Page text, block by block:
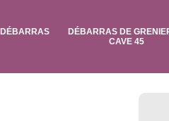
DÉBARRAS DE
CAVE 45